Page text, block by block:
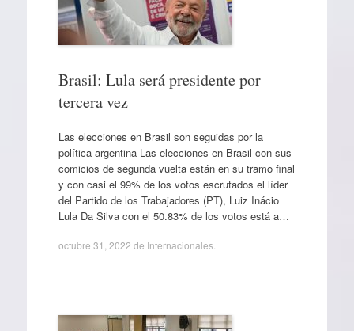
Brasil: Lula será presidente por
tercera vez
Las elecciones en Brasil son seguidas por la
política argentina Las elecciones en Brasil con sus
comicios de segunda vuelta están en su tramo final
y con casi el 99% de los votos escrutados el líder
del Partido de los Trabajadores (PT), Luiz Inácio
Lula Da Silva con el 50.83% de los votos está a…
octubre 31, 2022 de Internacionales.